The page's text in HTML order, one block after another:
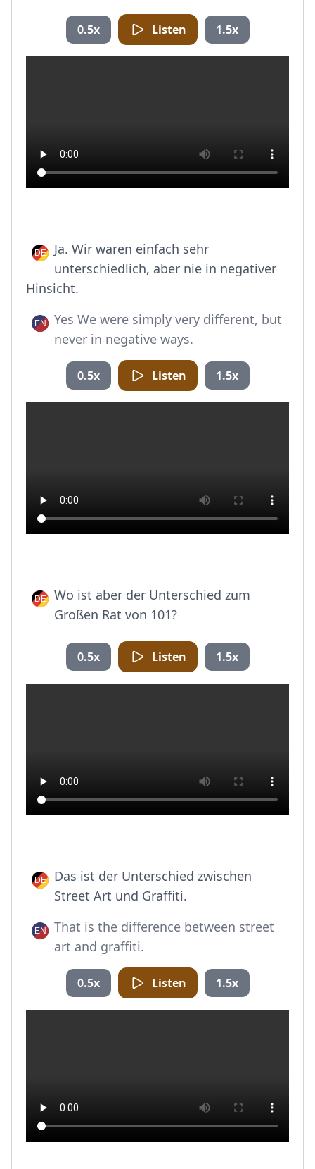
0.5x Listen 1.5x
Ja. Wir waren einfach sehr
unterschiedlich, aber nie in negativer
Hinsicht.
Yes We were simply very different, but
never in negative ways.
0.5x Listen 1.5x
Wo ist aber der Unterschied zum
Großen Rat von 101?
0.5x Listen 1.5x
Das ist der Unterschied zwischen
Street Art und Graffiti.
That is the difference between street
art and graffiti.
0.5x Listen 1.5x